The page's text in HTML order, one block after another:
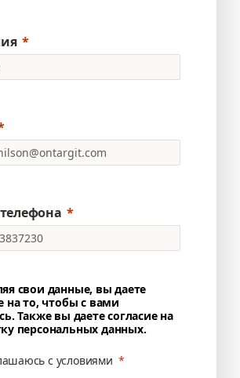
свои данные, вы даете
на то, чтобы с вами
Также вы даете согласие на
персональных данных.
с условиями